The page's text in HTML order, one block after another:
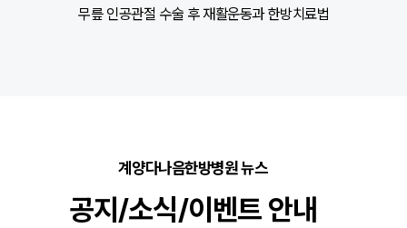
무릎 인공관절 수술 후 재활운동과 한방치료법
계양다나음한방병원 뉴스
공지/소식/이벤트 안내